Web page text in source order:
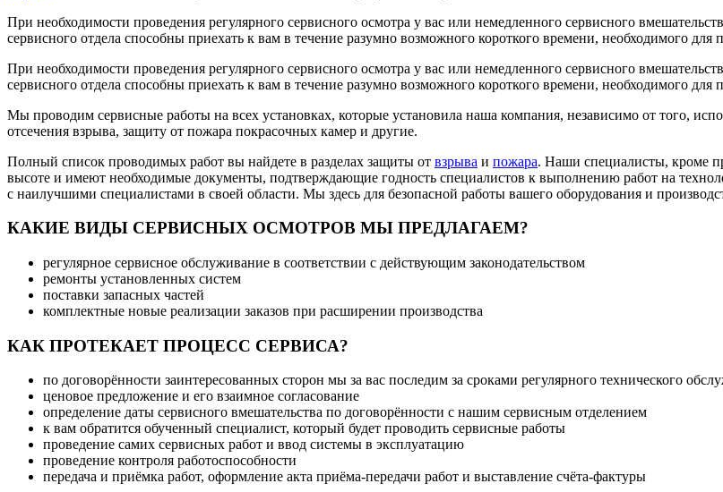
При необходимости проведения регулярного сервисного осмотра у вас или немедленного сервисного
сервисного отдела способны приехать к вам в течение разумно возможного короткого времени, необходимого для
При необходимости проведения регулярного сервисного осмотра у вас или немедленного сервисного
сервисного отдела способны приехать к вам в течение разумно возможного короткого времени, необходимого для
Мы проводим сервисные работы на всех установках, которые установила наша компания, независимо от того,
отсечения взрыва, защиту от пожара покрасочных камер и другие.
Полный список проводимых работ вы найдете в разделах защиты от взрыва и пожара. Наши специалисты, кроме
высоте и имеют необходимые документы, подтверждающие годность специалистов к выполнению работ на
с наилучшими специалистами в своей области. Мы здесь для безопасной работы вашего оборудования и
КАКИЕ ВИДЫ СЕРВИСНЫХ ОСМОТРОВ МЫ ПРЕДЛАГАЕМ?
регулярное сервисное обслуживание в соответствии с действующим законодательством
ремонты установленных систем
поставки запасных частей
комплектные новые реализации заказов при расширении производства
КАК ПРОТЕКАЕТ ПРОЦЕСС СЕРВИСА?
по договорённости заинтересованных сторон мы за вас последим за сроками регулярного технического
ценовое предложение и его взаимное согласование
определение даты сервисного вмешательства по договорённости с нашим сервисным отделением
к вам обратится обученный специалист, который будет проводить сервисные работы
проведение самих сервисных работ и ввод системы в эксплуатацию
проведение контроля работоспособности
передача и приёмка работ, оформление акта приёма-передачи работ и выставление счёта-фактуры